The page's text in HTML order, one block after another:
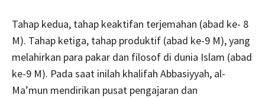
Tahap kedua, tahap keaktifan terjemahan (abad ke- 8
M). Tahap ketiga, tahap produktif (abad ke-9 M), yang
melahirkan para pakar dan filosof di dunia Islam (abad
ke-9 M). Pada saat inilah khalifah Abbasiyyah, al-
Ma’mun mendirikan pusat pengajaran dan